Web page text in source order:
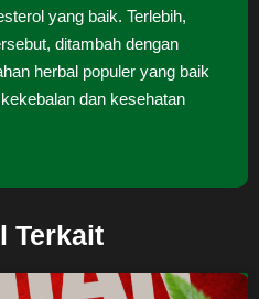
yang baik. Terlebih,
ditambah dengan
herbal populer yang baik
dan kesehatan
Terkait